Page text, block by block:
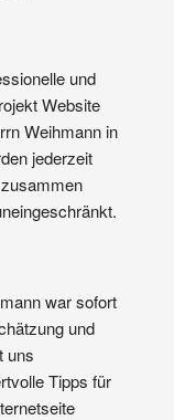
und
Website
Weihmann in
jederzeit
war sofort
und
uns
Tipps für